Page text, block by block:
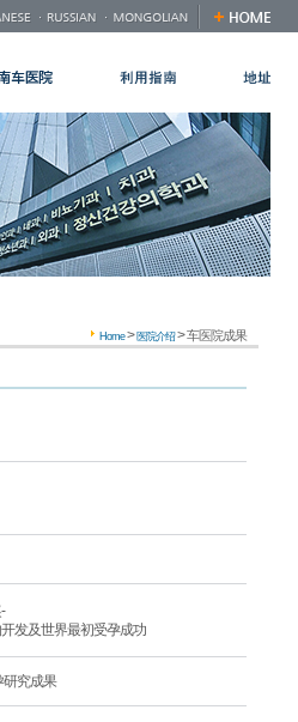
Home> 医院介绍>车医院成果
发及世界最初受孕成功
研究成果